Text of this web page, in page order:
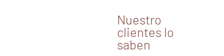
Nuestro
clientes lo
saben